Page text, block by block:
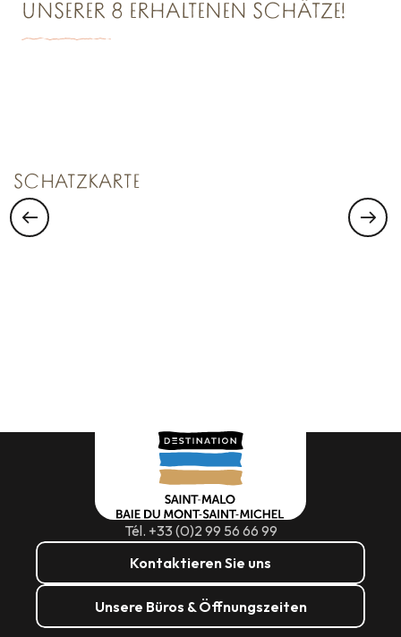
UNSERER 8 ERHALTENEN SCHÄTZE!
SCHATZKARTE
Tél. +33 (0)2 99 56 66 99
Kontaktieren Sie uns
Unsere Büros & Öffnungszeiten